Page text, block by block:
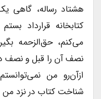
هشتاد رساله، گاهى
کتابخانه قرارداد
می‌کنم، حق‌الزحمه
نصف آن را قبل و نصف
ازآن‌رو من
شناخت کتاب در نزد من